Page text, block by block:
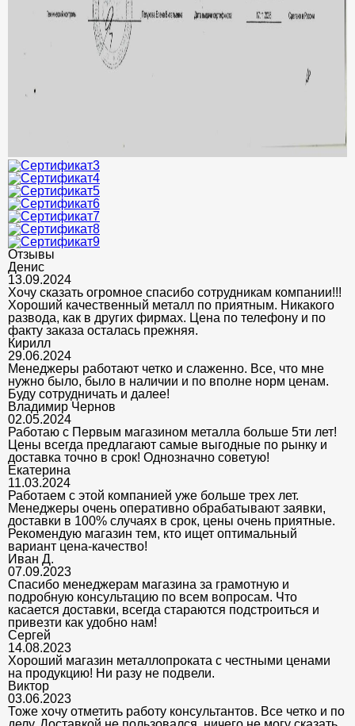
Отзывы
Денис
13.09.2024
Хочу сказать огромное спасибо сотрудникам компании!!!
Хороший качественный металл по приятным. Никакого
развода, как в других фирмах. Цена по телефону и по
факту заказа осталась прежняя.
Кирилл
29.06.2024
Менеджеры работают четко и слаженно. Все, что мне
нужно было, было в наличии и по вполне норм ценам.
Буду сотрудничать и далее!
Владимир Чернов
02.05.2024
Работаю с Первым магазином металла больше 5ти лет!
Цены всегда предлагают самые выгодные по рынку и
доставка точно в срок! Однозначно советую!
Екатерина
11.03.2024
Работаем с этой компанией уже больше трех лет.
Менеджеры очень оперативно обрабатывают заявки,
доставки в 100% случаях в срок, цены очень приятные.
Рекомендую магазин тем, кто ищет оптимальный
вариант цена-качество!
Иван Д.
07.09.2023
Спасибо менеджерам магазина за грамотную и
подробную консультацию по всем вопросам. Что
касается доставки, всегда стараются подстроиться и
привезти как удобно нам!
Сергей
14.08.2023
Хороший магазин металлопроката с честными ценами
на продукцию! Ни разу не подвели.
Виктор
03.06.2023
Тоже хочу отметить работу консультантов. Все четко и по